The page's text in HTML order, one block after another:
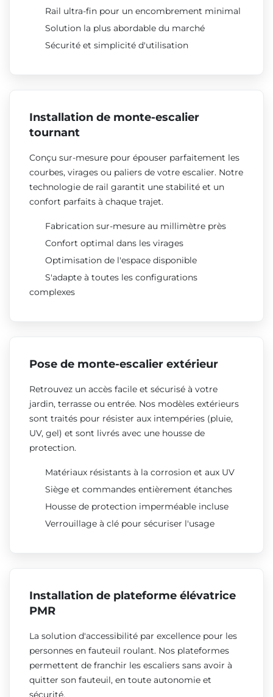
Rail ultra-fin pour un encombrement minimal
Solution la plus abordable du marché
Sécurité et simplicité d'utilisation
Installation de monte-escalier
tournant
Conçu sur-mesure pour épouser parfaitement les
courbes, virages ou paliers de votre escalier. Notre
technologie de rail garantit une stabilité et un
confort parfaits à chaque trajet.
Fabrication sur-mesure au millimètre près
Confort optimal dans les virages
Optimisation de l'espace disponible
S'adapte à toutes les configurations
complexes
Pose de monte-escalier extérieur
Retrouvez un accès facile et sécurisé à votre
jardin, terrasse ou entrée. Nos modèles extérieurs
sont traités pour résister aux intempéries (pluie,
UV, gel) et sont livrés avec une housse de
protection.
Matériaux résistants à la corrosion et aux UV
Siège et commandes entièrement étanches
Housse de protection imperméable incluse
Verrouillage à clé pour sécuriser l'usage
Installation de plateforme élévatrice
PMR
La solution d'accessibilité par excellence pour les
personnes en fauteuil roulant. Nos plateformes
permettent de franchir les escaliers sans avoir à
quitter son fauteuil, en toute autonomie et
sécurité.